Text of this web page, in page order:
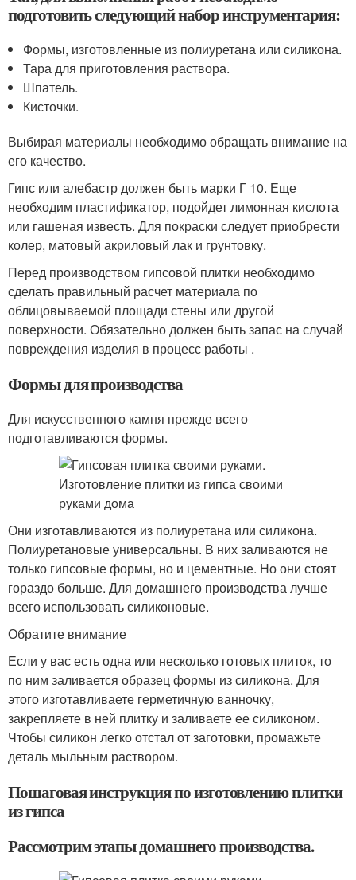
подготовить следующий набор инструментария:
Формы, изготовленные из полиуретана или силикона.
Тара для приготовления раствора.
Шпатель.
Кисточки.
Выбирая материалы необходимо обращать внимание на
его качество.
Гипс или алебастр должен быть марки Г 10. Еще
необходим пластификатор, подойдет лимонная кислота
или гашеная известь. Для покраски следует приобрести
колер, матовый акриловый лак и грунтовку.
Перед производством гипсовой плитки необходимо
сделать правильный расчет материала по
облицовываемой площади стены или другой
поверхности. Обязательно должен быть запас на случай
повреждения изделия в процесс работы .
Формы для производства
Для искусственного камня прежде всего
подготавливаются формы.
Они изготавливаются из полиуретана или силикона.
Полиуретановые универсальны. В них заливаются не
только гипсовые формы, но и цементные. Но они стоят
гораздо больше. Для домашнего производства лучше
всего использовать силиконовые.
Обратите внимание
Если у вас есть одна или несколько готовых плиток, то
по ним заливается образец формы из силикона. Для
этого изготавливаете герметичную ванночку,
закрепляете в ней плитку и заливаете ее силиконом.
Чтобы силикон легко отстал от заготовки, промажьте
деталь мыльным раствором.
Пошаговая инструкция по изготовлению плитки
из гипса
Рассмотрим этапы домашнего производства.